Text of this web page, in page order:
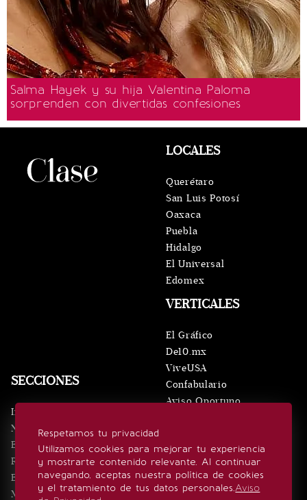
Salma Hayek y su hija Valentina Paloma
sorprenden con divertidas confesiones
Respetamos tu privacidad
Utilizamos cookies para mejorar tu experiencia
y mostrarte contenido relevante. Al continuar
navegando, aceptas nuestra política de cookies
y el tratamiento de tus datos personales.Aviso
SECCIONES
Inicio
Noticias
Eventos
Realeza
Estilo de vida
Minuto x Minuto
VERTICALES
El Gráfico
De10.mx
ViveUSA
Confabulario
Aviso Oportuno
LOCALES
Querétaro
San Luis Potosí
Oaxaca
Puebla
Hidalgo
El Universal
Edomex
SÍGUENOS